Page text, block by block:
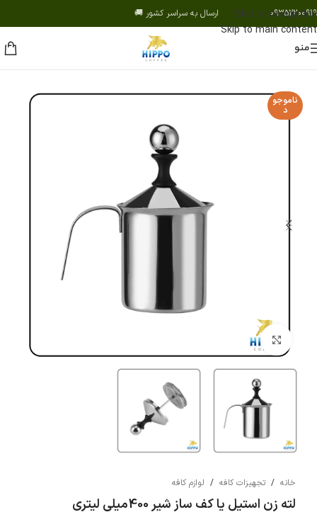
Skip to navigation
Skip to main content
09352200919 ارسال به سراسر کشور 🚚
منو
ناموجو
د
بزرگنمایی تصویر
خانه / تجهیزات کافه / لوازم کافه
لته زن استیل یا کف ساز شیر 400میلی لیتری